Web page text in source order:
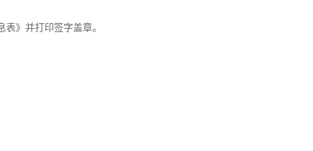
》并打印签字盖章。